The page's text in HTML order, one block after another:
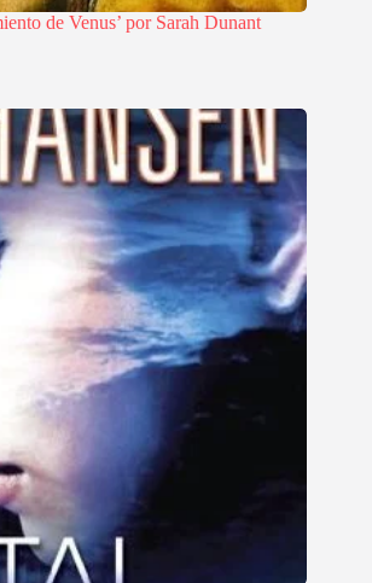
de Venus’ por Sarah Dunant